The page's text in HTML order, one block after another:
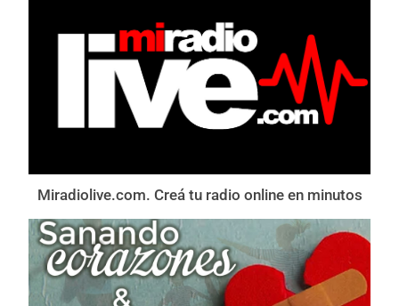
Miradiolive.com. Creá tu radio online en minutos